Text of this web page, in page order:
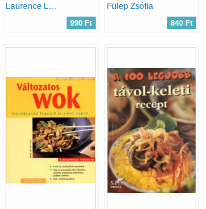
990 Ft
Fülep Zsófia
840 Ft